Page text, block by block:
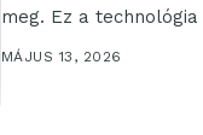
meg. Ez a
MÁJUS 13, 2026